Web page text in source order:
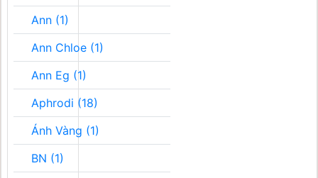
Ann (1)
Ann Chloe (1)
Ann Eg (1)
Aphrodi (18)
Ánh Vàng (1)
BN (1)